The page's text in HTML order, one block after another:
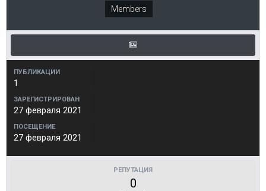
Members
ПУБЛИКАЦИИ
1
ЗАРЕГИСТРИРОВАН
27 февраля 2021
ПОСЕЩЕНИЕ
27 февраля 2021
РЕПУТАЦИЯ
0